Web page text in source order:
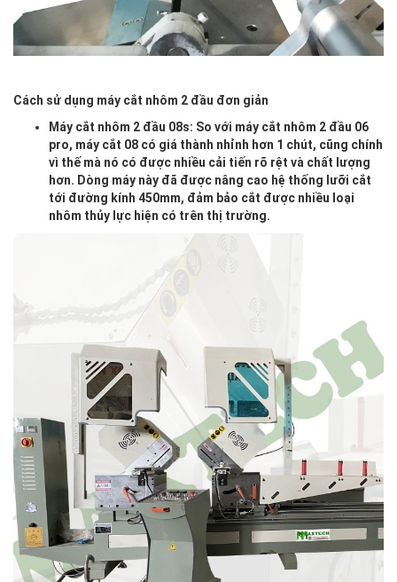
Cách sử dụng máy cắt nhôm 2 đầu đơn giản
Máy cắt nhôm 2 đầu 08s: So với máy cắt nhôm 2 đầu 06
pro, máy cắt 08 có giá thành nhỉnh hơn 1 chút, cũng chính
vì thế mà nó có được nhiều cải tiến rõ rệt và chất lượng
hơn. Dòng máy này đã được nâng cao hệ thống lưỡi cắt
tới đường kính 450mm, đảm bảo cắt được nhiều loại
nhôm thủy lực hiện có trên thị trường.